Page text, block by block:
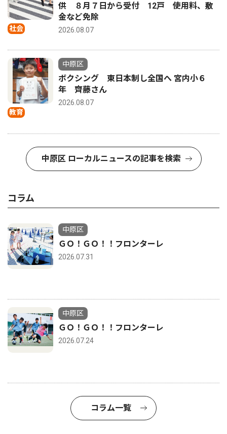
社会
供 ８月７日から受付 12戸 使用料、敷
金など免除
2026.08.07
教育
中原区
ボクシング 東日本制し全国へ 宮内小６
年 齊藤さん
2026.08.07
中原区 ローカルニュースの記事を検索
コラム
中原区
ＧＯ！ＧＯ！！フロンターレ
2026.07.31
中原区
ＧＯ！ＧＯ！！フロンターレ
2026.07.24
コラム一覧